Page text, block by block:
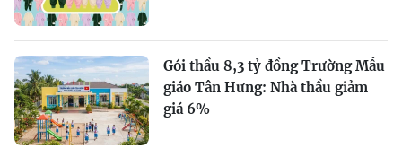
Gói thầu 8,3 tỷ đồng Trường Mẫu
giáo Tân Hưng: Nhà thầu giảm
giá 6%